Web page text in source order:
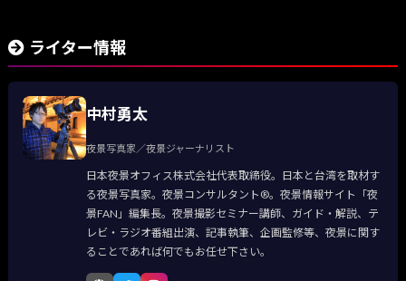
ライター情報
中村勇太
夜景写真家／夜景ジャーナリスト
日本夜景オフィス株式会社代表取締役。日本と台湾を取材す
る夜景写真家。夜景コンサルタント®。夜景情報サイト「夜
景FAN」編集長。夜景撮影セミナー講師、ガイド・解説、テ
レビ・ラジオ番組出演、記事執筆、企画監修等、夜景に関す
ることであれば何でもお任せ下さい。